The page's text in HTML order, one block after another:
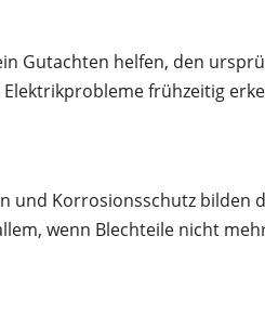
Gutachten helfen, den
frühzeitig
und Korrosionsschutz bilden
wenn Blechteile nicht